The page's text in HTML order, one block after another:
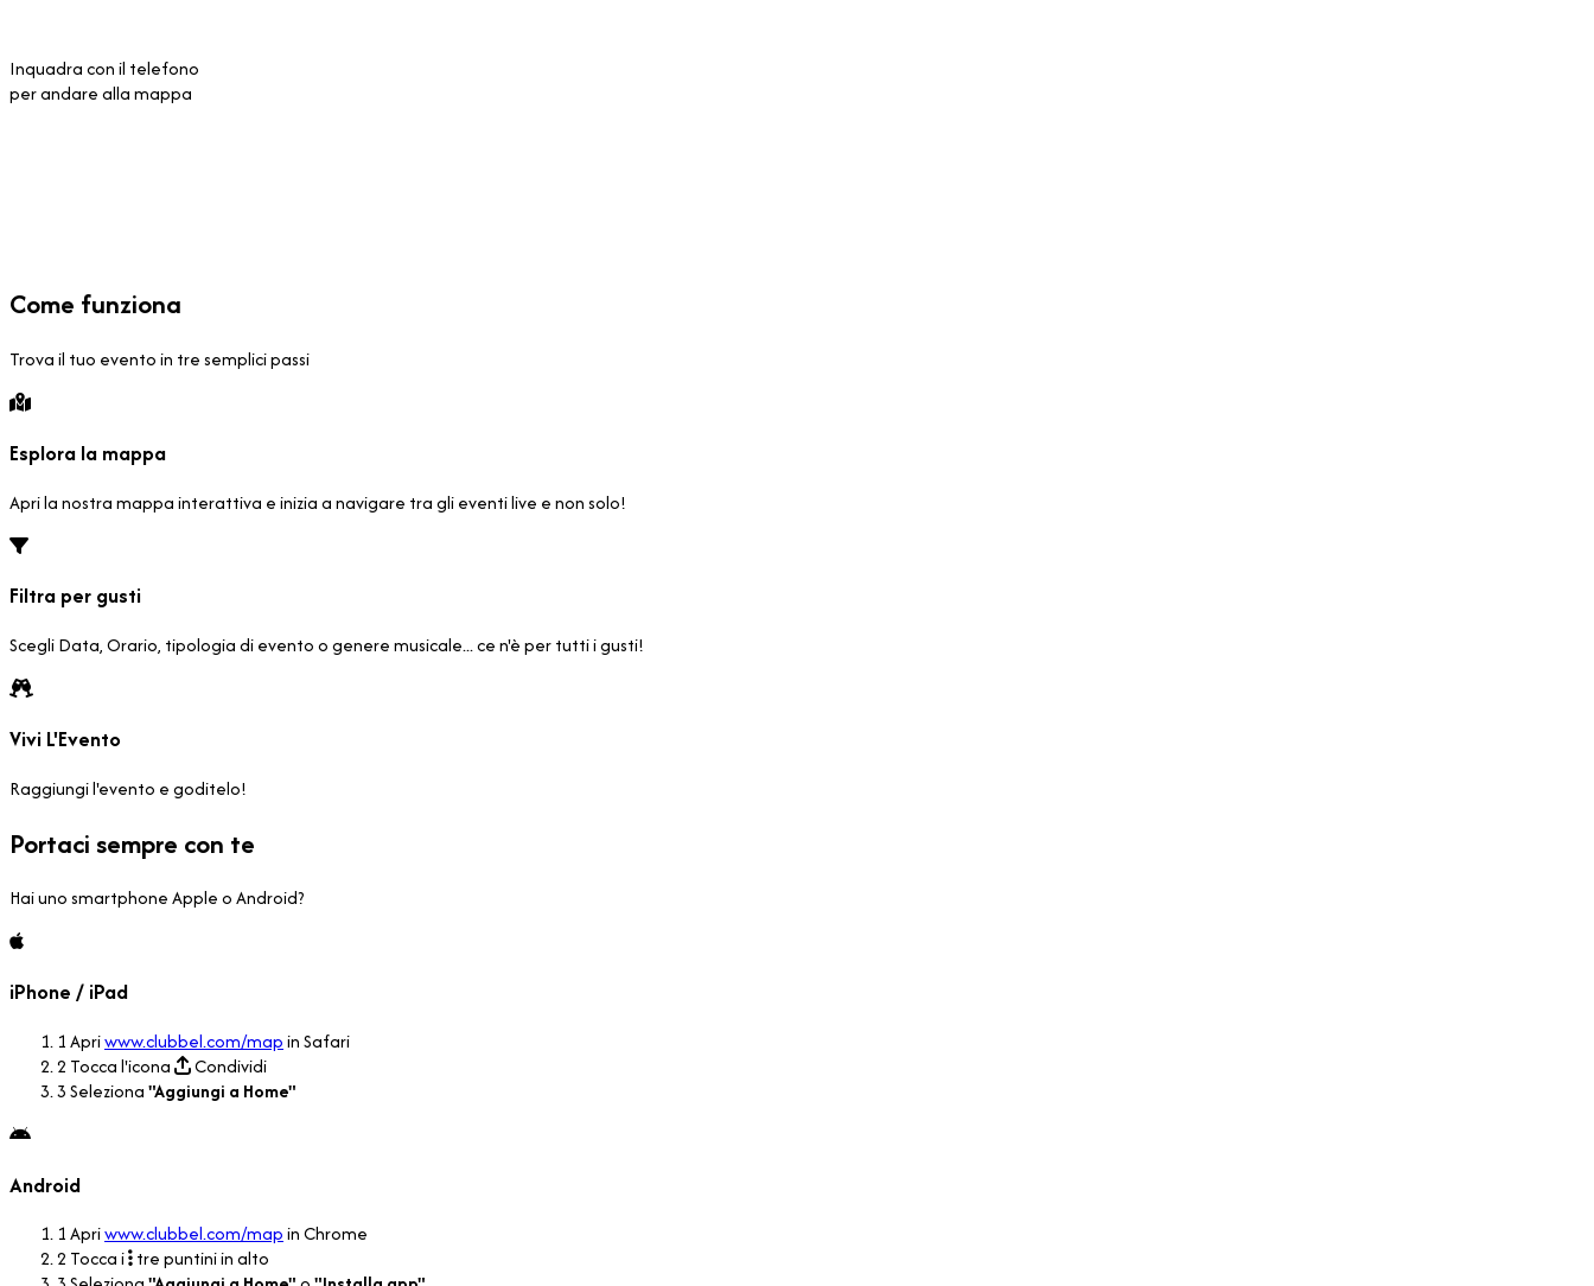
Inquadra con il telefono
per andare alla mappa
Come funziona
Trova il tuo evento in tre semplici passi
Esplora la mappa
Apri la nostra mappa interattiva e inizia a navigare tra gli eventi live e non solo!
Filtra per gusti
Scegli Data, Orario, tipologia di evento o genere musicale... ce n'è per tutti i gusti!
Vivi L'Evento
Raggiungi l'evento e goditelo!
Portaci sempre con te
Hai uno smartphone Apple o Android?
iPhone / iPad
1Apriwww.clubbel.com/mapin Safari
2 Tocca l'icona
Condividi
3Seleziona"Aggiungi a Home"
Android
1Apriwww.clubbel.com/mapin Chrome
2 Tocca i tre puntini in alto